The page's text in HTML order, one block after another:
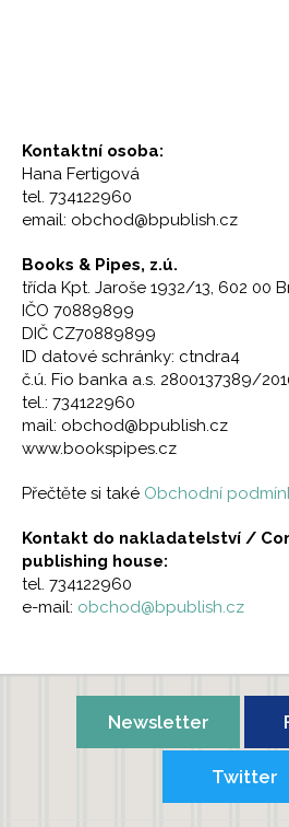
Kontaktní osoba:
Hana Fertigová
tel. 734122960
email: obchod@bpublish.cz
Books & Pipes, z.ú.
třída Kpt. Jaroše 1932/13, 602 00
IČO 70889899
DIČ CZ70889899
ID datové schránky: ctndra4
č.ú. Fio banka a.s. 2800137389/
tel.: 734122960
mail: obchod@bpublish.cz
www.bookspipes.cz
Přečtěte si také Obchodní
Kontakt do nakladatelství /
publishing house:
tel. 734122960
e-mail: obchod@bpublish.cz
Newsletter
Twitter